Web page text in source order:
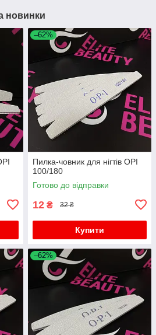
новинки
–62%
Пилка-човник для нігтів OPI
100/180
Готово до відправки
12 ₴ 32 ₴
Купити
–62%